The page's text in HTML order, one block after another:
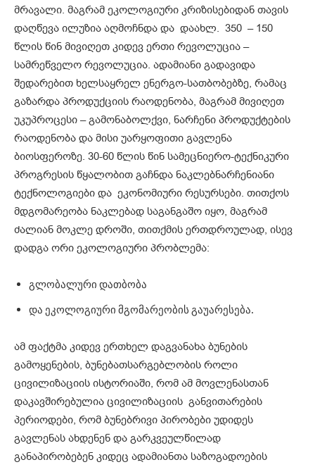
მრავალი. მაგრამ ეკოლოგიური კრიზისებიდან თავის
დაღწევა ილუზია აღმოჩნდა და დაახლ. 350 – 150
წლის წინ მივიღეთ კიდევ ერთი რევოლუცია –
სამრეწველო რევოლუცია. ადამიანი გადავიდა
შედარებით ხელსაყრელ ენერგო-სათბობებზე, რამაც
გაზარდა პროდუქციის რაოდენობა, მაგრამ მივიღეთ
უკუპროცესი – გამონაბოლქვი, ნარჩენი პროდუქტების
რაოდენობა და მისი უარყოფითი გავლენა
ბიოსფეროზე. 30-60 წლის წინ სამეცნიერო-ტექნიკური
პროგრესის წყალობით გაჩნდა ნაკლებნარჩენიანი
ტექნოლოგიები და ეკონომიური რესურსები. თითქოს
მდგომარეობა ნაკლებად საგანგაშო იყო, მაგრამ
ძალიან მოკლე დროში, თითქმის ერთდროულად, ისევ
დადგა ორი ეკოლოგიური პრობლემა:
გლობალური დათბობა
და ეკოლოგიური მგომარეობის გაუარესება.
ამ ფაქტმა კიდევ ერთხელ დაგვანახა ბუნების
გამოყენების, ბუნებათსარგებლობის როლი
ცივილიზაციის ისტორიაში, რომ ამ მოვლენასთან
დაკავშირებულია ცივილიზაციის განვითარების
პერიოდები, რომ ბუნებრივი პირობები უდიდეს
გავლენას ახდენენ და გარკვეულწილად
განაპირობებენ კიდეც ადამიანთა საზოგადოების